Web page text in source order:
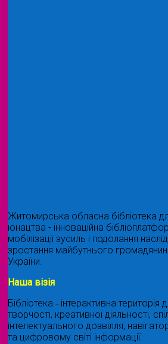
Житомирська обласна бібліотека
юнацтва - інноваційна
мобілізації зусиль і подолання
зростання майбутнього
України.
Наша візія
Бібліотека ˗ інтерактивна територія
творчості, креативної діяльності,
інтелектуального дозвілля,
та цифровому світі інформації.